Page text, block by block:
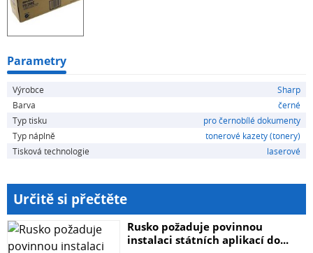
Parametry
Výrobce
Sharp
Barva
černé
Typ tisku
pro černobílé dokumenty
Typ náplně
tonerové kazety (tonery)
Tisková technologie
laserové
Určitě si přečtěte
Rusko požaduje povinnou
instalaci státních aplikací do...